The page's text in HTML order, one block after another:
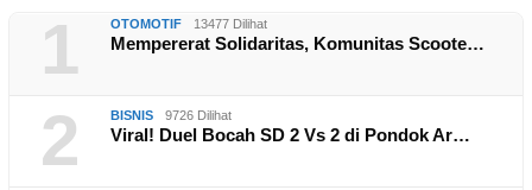
1 OTOMOTIF 13477 Dilihat
Mempererat Solidaritas, Komunitas Scoote…
2 BISNIS 9726 Dilihat
Viral! Duel Bocah SD 2 Vs 2 di Pondok Ar…